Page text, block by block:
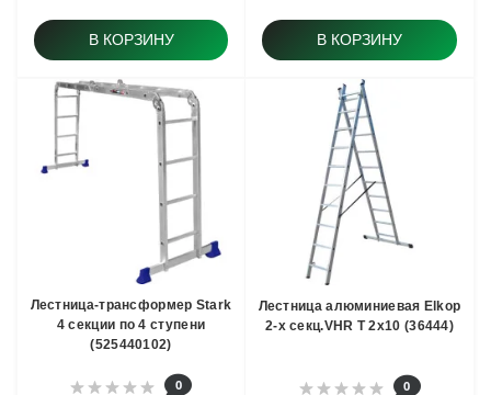
В КОРЗИНУ В КОРЗИНУ
Лестница-трансформер Stark
4 секции по 4 ступени
(525440102)
0
Лестница алюминиевая Elkop
2-х секц.VHR T 2x10 (36444)
0